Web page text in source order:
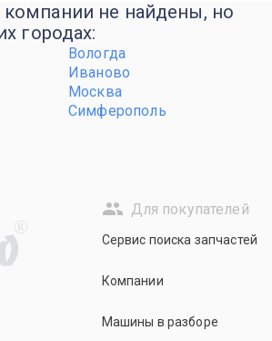
не найдены, но
городах:
Вологда
Иваново
Москва
Симферополь
R
Для покупателей
Сервис поиска запчастей
Компании
Машины в разборе